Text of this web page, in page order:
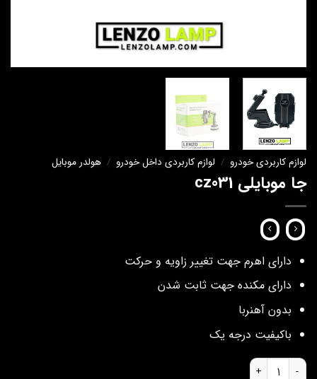
لوازم کاربردی خودرو / لوازم کاربردی داخل خودرو / هولدر موبایل
جا موبایلی cz031
دارای اهرم جهت تغییر زاویه و حرکت
دارای مکنده جهت ثابت شدن
بدون آهنربا
باکیفیت درجه یک
جا موبایلی cz031 عدد